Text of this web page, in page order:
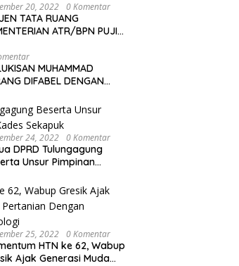
20, 2022 0 Komentar
TATA RUANG
ATR/BPN PUJI
MUHAMMAD
DIFABEL DENGAN
24, 2022 0 Komentar
DPRD Tulungagung
Unsur Pimpinan
25, 2022 0 Komentar
HTN ke 62, Wabup
Ajak Generasi Muda